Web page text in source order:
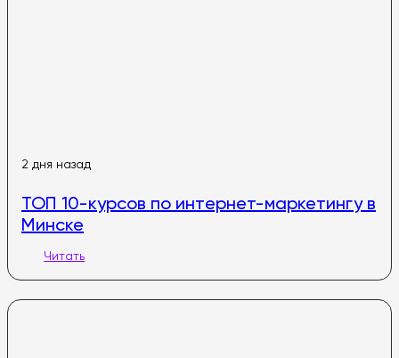
2 дня назад
ТОП 10-курсов по интернет-маркетингу в
Минске
Читать